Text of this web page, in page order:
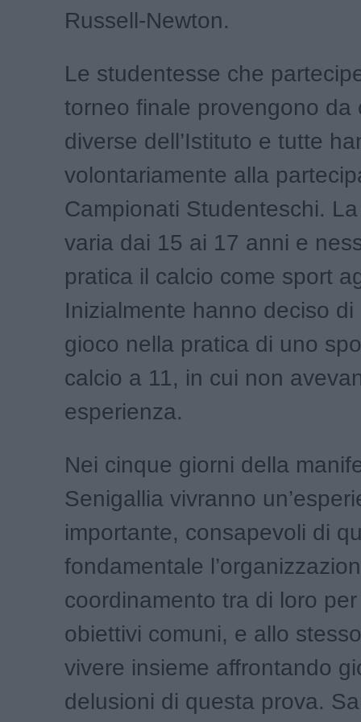
Russell-Newton.
Le studentesse che
torneo finale provengono da
diverse dell’Istituto e tutte
volontariamente alla
Campionati Studenteschi.
varia dai 15 ai 17 anni e
pratica il calcio come sport
Inizialmente hanno deciso di
gioco nella pratica di uno
calcio a 11, in cui non
esperienza.
Nei cinque giorni della
Senigallia vivranno
importante, consapevoli di
fondamentale
coordinamento tra di loro
obiettivi comuni, e allo
vivere insieme affrontando
delusioni di questa prova.